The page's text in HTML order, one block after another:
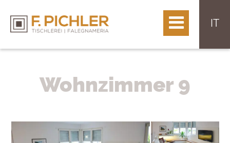
IT
Wohnzimmer 9